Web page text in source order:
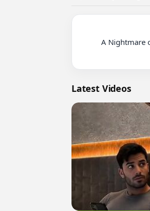
Latest Videos